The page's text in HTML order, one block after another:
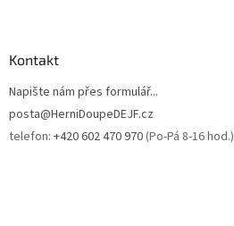
Kontakt
Napište nám přes formulář...
posta@HerniDoupeDEJF.cz
telefon: +420 602 470 970(Po-Pá 8-16 hod.)